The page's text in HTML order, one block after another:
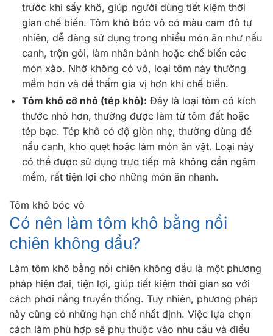
trước khi sấy khô, giúp người dùng tiết kiệm thời
gian chế biến. Tôm khô bóc vỏ có màu cam đỏ tự
nhiên, dễ dàng sử dụng trong nhiều món ăn như nấu
canh, trộn gỏi, làm nhân bánh hoặc chế biến các
món xào. Nhờ không có vỏ, loại tôm này thường
mềm hơn và dễ thấm gia vị hơn khi chế biến.
Tôm khô cỡ nhỏ (tép khô): Đây là loại tôm có kích
thước nhỏ hơn, thường được làm từ tôm đất hoặc
tép bạc. Tép khô có độ giòn nhẹ, thường dùng để
nấu canh, kho quẹt hoặc làm món ăn vặt. Loại này
có thể được sử dụng trực tiếp mà không cần ngâm
mềm, rất tiện lợi cho những món ăn nhanh.
Tôm khô bóc vỏ
Có nên làm tôm khô bằng nồi
chiên không dầu?
Làm tôm khô bằng nồi chiên không dầu là một phương
pháp hiện đại, tiện lợi, giúp tiết kiệm thời gian so với
cách phơi nắng truyền thống. Tuy nhiên, phương pháp
này cũng có những hạn chế nhất định. Việc lựa chọn
cách làm phù hợp sẽ phụ thuộc vào nhu cầu và điều